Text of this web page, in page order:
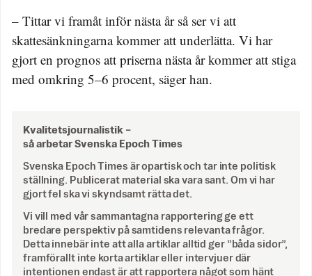
– Tittar vi framåt inför nästa år så ser vi att
skattesänkningarna kommer att underlätta. Vi har
gjort en prognos att priserna nästa år kommer att stiga
med omkring 5–6 procent, säger han.
Kvalitetsjournalistik –
så arbetar Svenska Epoch Times
Svenska Epoch Times är opartisk och tar inte politisk
ställning. Publicerat material ska vara sant. Om vi har
gjort fel ska vi skyndsamt rätta det.
Vi vill med vår sammantagna rapportering ge ett
bredare perspektiv på samtidens relevanta frågor.
Detta innebär inte att alla artiklar alltid ger ”båda sidor”,
framförallt inte korta artiklar eller intervjuer där
intentionen endast är att rapportera något som hänt